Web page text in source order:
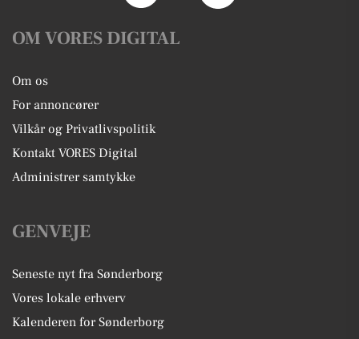
OM VORES DIGITAL
Om os
For annoncører
Vilkår og Privatlivspolitik
Kontakt VORES Digital
Administrer samtykke
GENVEJE
Seneste nyt fra Sønderborg
Vores lokale erhverv
Kalenderen for Sønderborg